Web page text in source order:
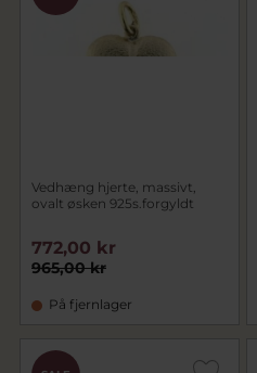
Vedhæng hjerte, massivt,
ovalt øsken 925s.forgyldt
965,00 kr
772,00 kr
På fjernlager